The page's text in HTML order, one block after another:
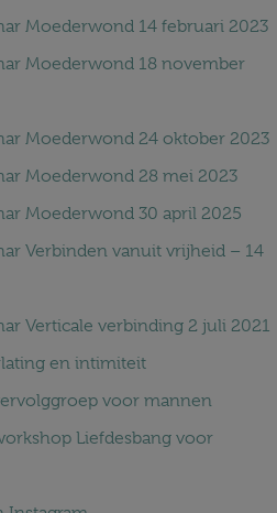
Moederwond 14 februari 2023
Moederwond 18 november
Moederwond 24 oktober 2023
Moederwond 28 mei 2023
Moederwond 30 april 2025
Verbinden vanuit vrijheid – 14
Verticale verbinding 2 juli 2021
en intimiteit
voor mannen
Liefdesbang voor